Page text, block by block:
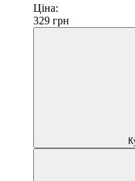
Ціна:
329 грн